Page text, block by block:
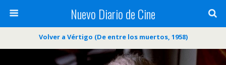
Nuevo Diario de Cine
Volver a Vértigo (De entre los muertos, 1958)